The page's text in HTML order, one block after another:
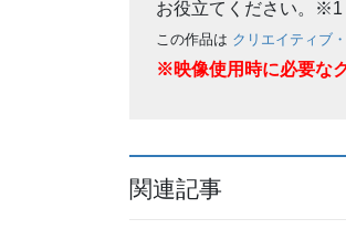
お役立てください。※1
この作品は クリエイティブ
※映像使用時に必要な
関連記事